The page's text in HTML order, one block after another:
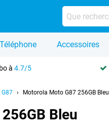
Téléphone Accessoires
à4.7/5
Motorola Moto G87 256GB Bleu
Bleu